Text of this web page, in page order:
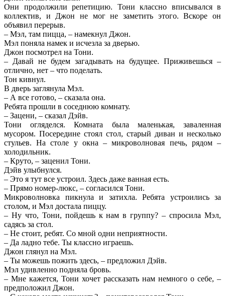
Они продолжили репетицию. Тони классно вписывался в
коллектив, и Джон не мог не заметить этого. Вскоре он
объявил перерыв.
– Мэл, там пицца, – намекнул Джон.
Мэл поняла намек и исчезла за дверью.
Джон посмотрел на Тони.
– Давай не будем загадывать на будущее. Приживешься –
отлично, нет – что поделать.
Тон кивнул.
В дверь заглянула Мэл.
– А все готово, – сказала она.
Ребята прошли в соседнюю комнату.
– Зацени, – сказал Дэйв.
Тони огляделся. Комната была маленькая, заваленная
мусором. Посередине стоял стол, старый диван и несколько
стульев. На столе у окна – микроволновая печь, рядом –
холодильник.
– Круто, – заценил Тони.
Дэйв улыбнулся.
– Это я тут все устроил. Здесь даже ванная есть.
– Прямо номер-люкс, – согласился Тони.
Микроволновка пикнула и затихла. Ребята устроились за
столом, и Мэл достала пиццу.
– Ну что, Тони, пойдешь к нам в группу? – спросила Мэл,
садясь за стол.
– Не стоит, ребят. Со мной одни неприятности.
– Да ладно тебе. Ты классно играешь.
Джон глянул на Мэл.
– Ты можешь пожить здесь, – предложил Дэйв.
Мэл удивленно подняла бровь.
– Мне кажется, Тони хочет рассказать нам немного о себе, –
предположил Джон.